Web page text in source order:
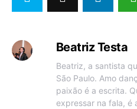
Beatriz Testa
Beatriz, a santista
São Paulo. Amo
paixão é a escrita.
expressar na fala, é